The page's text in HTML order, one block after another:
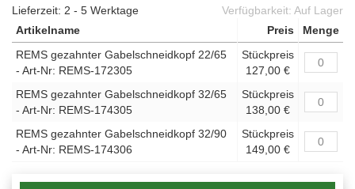
Verfügbarkeit: Auf Lager
Lieferzeit: 2 - 5 Werktage
Artikelname
Preis
Menge
REMS gezahnter Gabelschneidkopf 22/65
- Art-Nr: REMS-172305
Stückpreis
127,00 €
REMS gezahnter Gabelschneidkopf 32/65
- Art-Nr: REMS-174305
Stückpreis
138,00 €
REMS gezahnter Gabelschneidkopf 32/90
- Art-Nr: REMS-174306
Stückpreis
149,00 €